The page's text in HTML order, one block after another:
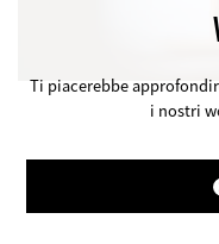
Ti piacerebbe
i nostri